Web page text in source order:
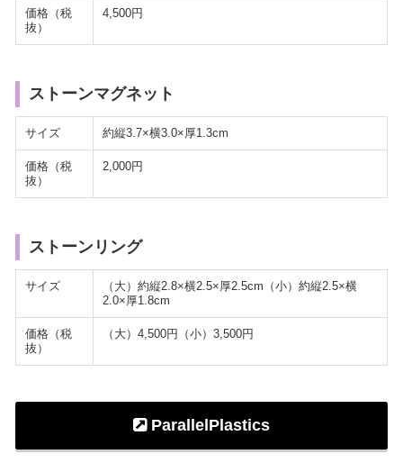
価格（税
抜）
4,500円
ストーンマグネット
サイズ 約縦3.7×横3.0×厚1.3cm
価格（税
抜）
2,000円
ストーンリング
サイズ
（大）約縦2.8×横2.5×厚2.5cm（小）約縦2.5×横
2.0×厚1.8cm
価格（税
抜）
（大）4,500円（小）3,500円
ParallelPlastics